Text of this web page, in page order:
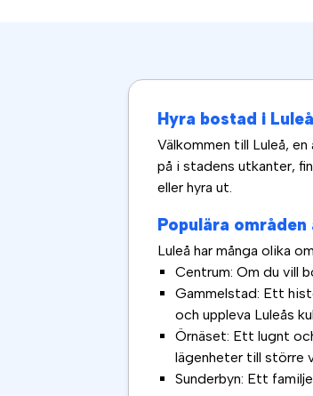
Hyra bostad i
Välkommen till Luleå,
på i stadens utkanter,
eller hyra ut.
Populära
Luleå har många olika
Centrum: Om du vill
Gammelstad: Ett
och uppleva Luleås
Örnäset: Ett lugnt
lägenheter till större
Sunderbyn: Ett